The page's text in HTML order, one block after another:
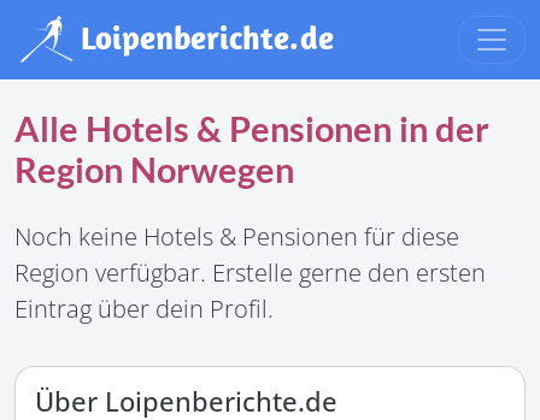
Alle Hotels & Pensionen in der
Region Norwegen
Noch keine Hotels & Pensionen für diese
Region verfügbar. Erstelle gerne den ersten
Eintrag über dein Profil.
Über Loipenberichte.de